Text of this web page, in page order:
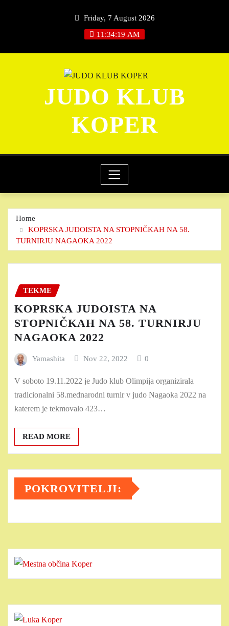
Friday, 7 August 2026
11:34:20 AM
JUDO KLUB
KOPER
Home
KOPRSKA JUDOISTA NA STOPNIČKAH NA 58.
TURNIRJU NAGAOKA 2022
TEKME
KOPRSKA JUDOISTA NA
STOPNIČKAH NA 58. TURNIRJU
NAGAOKA 2022
Yamashita Nov 22, 2022 0
V soboto 19.11.2022 je Judo klub Olimpija organizirala
tradicionalni 58.mednarodni turnir v judo Nagaoka 2022 na
katerem je tekmovalo 423…
READ MORE
POKROVITELJI: